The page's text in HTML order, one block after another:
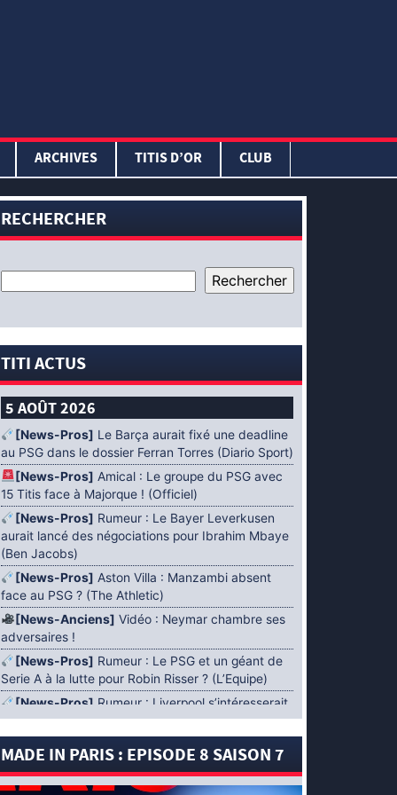
ARCHIVES TITIS D’OR CLUB
RECHERCHER
TITI ACTUS
5 AOÛT 2026
[News-Pros] Le Barça aurait fixé une deadline
au PSG dans le dossier Ferran Torres (Diario Sport)
[News-Pros] Amical : Le groupe du PSG avec
15 Titis face à Majorque ! (Officiel)
[News-Pros] Rumeur : Le Bayer Leverkusen
aurait lancé des négociations pour Ibrahim Mbaye
(Ben Jacobs)
[News-Pros] Aston Villa : Manzambi absent
face au PSG ? (The Athletic)
[News-Anciens] Vidéo : Neymar chambre ses
adversaires !
[News-Pros] Rumeur : Le PSG et un géant de
Serie A à la lutte pour Robin Risser ? (L’Equipe)
[News-Pros] Rumeur : Liverpool s’intéresserait
à Ibrahim Mbaye en plus de Bradley Barcola
(Fabrizio Romano)
[News-Pros]Rumeur : Accord contractuel
trouvé entre le PSG et Mika Godts (Fabrizio
MADE IN PARIS : EPISODE 8 SAISON 7